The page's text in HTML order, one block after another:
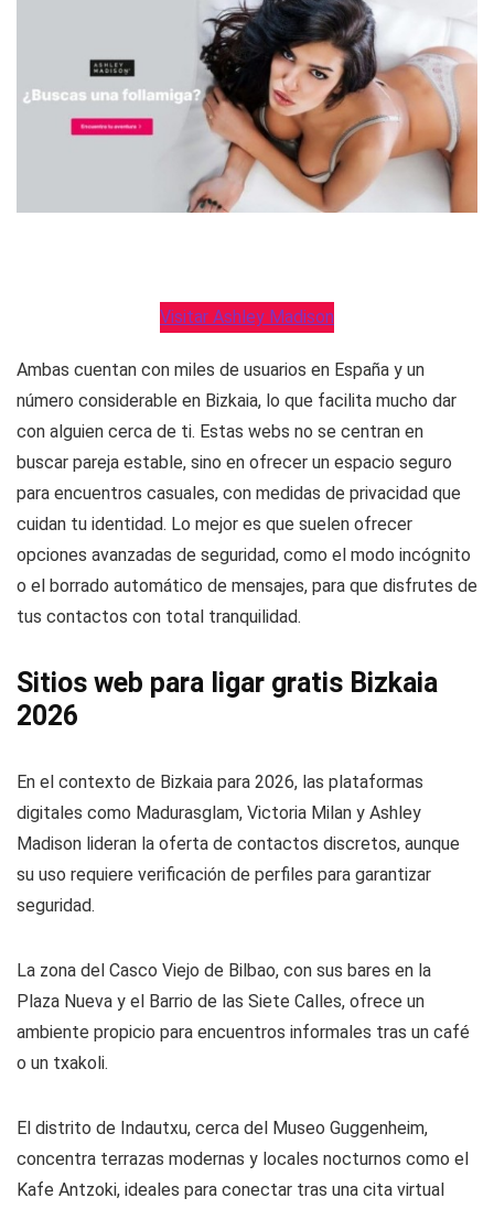
Visitar Ashley Madison
Ambas cuentan con miles de usuarios en España y un
número considerable en Bizkaia, lo que facilita mucho dar
con alguien cerca de ti. Estas webs no se centran en
buscar pareja estable, sino en ofrecer un espacio seguro
para encuentros casuales, con medidas de privacidad que
cuidan tu identidad. Lo mejor es que suelen ofrecer
opciones avanzadas de seguridad, como el modo incógnito
o el borrado automático de mensajes, para que disfrutes de
tus contactos con total tranquilidad.
Sitios web para ligar gratis Bizkaia
2026
En el contexto de Bizkaia para 2026, las plataformas
digitales como Madurasglam, Victoria Milan y Ashley
Madison lideran la oferta de contactos discretos, aunque
su uso requiere verificación de perfiles para garantizar
seguridad.
La zona del Casco Viejo de Bilbao, con sus bares en la
Plaza Nueva y el Barrio de las Siete Calles, ofrece un
ambiente propicio para encuentros informales tras un café
o un txakoli.
El distrito de Indautxu, cerca del Museo Guggenheim,
concentra terrazas modernas y locales nocturnos como el
Kafe Antzoki, ideales para conectar tras una cita virtual